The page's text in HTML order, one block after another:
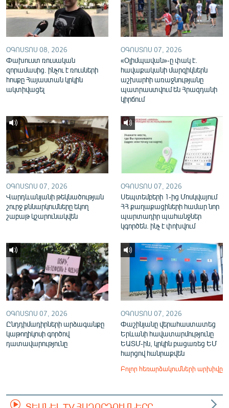
ՀԵՏԵՎԵՔ ՄԵԶ
«Ազատության» բոլոր կայքերը
ՕԳՈՍՏՈՍ 08, 2026
Փախուստ ռուսական
զորամասից. ինչու է ռուսների
հոսքը Հայաստան կրկին
ակտիվացել
ՕԳՈՍՏՈՍ 07, 2026
«Օլիմպավան»-ը փակ է.
հավաքականի մարզիկներն
աշխարհի առաջնությանը
պատրաստվում են Հրազդանի
կիրճում
ՕԳՈՍՏՈՍ 07, 2026
Վարդևանյանի թեկնածության
շուրջ քննարկումները եկող
շաբաթ կշարունակվեն
ՕԳՈՍՏՈՍ 07, 2026
Սեպտեմբերի 1-ից Մոսկվայում
ՀՀ քաղաքացիների համար նոր
պարտադիր պահանջներ
կգործեն. ինչ է փոխվում
ՕԳՈՍՏՈՍ 07, 2026
Ընդդիմադիրների արձագանքը
կաթողիկոսի գործով
դատավարությունը
ՕԳՈՍՏՈՍ 07, 2026
Փաշինյանը վերահաստատեց
Երևանի հավատարմությունը
ԵԱՏՄ-ին, կրկին բացառեց ԵՄ
հարցով հանրաքվեն
Բոլոր հեռարձակումների արխիվը